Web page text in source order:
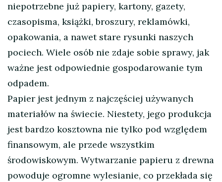
niepotrzebne już papiery, kartony, gazety,
czasopisma, książki, broszury, reklamówki,
opakowania, a nawet stare rysunki naszych
pociech. Wiele osób nie zdaje sobie sprawy, jak
ważne jest odpowiednie gospodarowanie tym
odpadem.
Papier jest jednym z najczęściej używanych
materiałów na świecie. Niestety, jego produkcja
jest bardzo kosztowna nie tylko pod względem
finansowym, ale przede wszystkim
środowiskowym. Wytwarzanie papieru z drewna
powoduje ogromne wylesianie, co przekłada się